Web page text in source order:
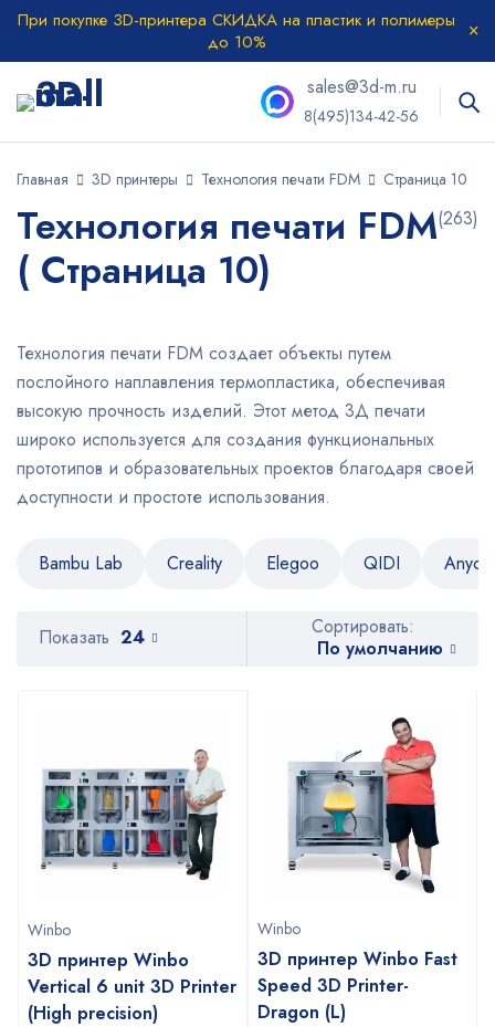
При покупке 3D-принтера СКИДКА на пластик и полимеры
до 10%
sales@3d-m.ru
8(495)134-42-56
Главная 3D принтеры Технология печати FDM Страница 10
Технология печати FDM
( Страница 10)
(263)
Технология печати FDM создает объекты путем
послойного наплавления термопластика, обеспечивая
высокую прочность изделий. Этот метод 3Д печати
широко используется для создания функциональных
прототипов и образовательных проектов благодаря своей
доступности и простоте использования.
Bambu Lab Creality Elegoo QIDI
Сортировать:
По умолчанию
Показать 24
Winbo
3D принтер Winbo
Vertical 6 unit 3D Printer
(High precision)
Winbo
3D принтер Winbo Fast
Speed 3D Printer-
Dragon (L)